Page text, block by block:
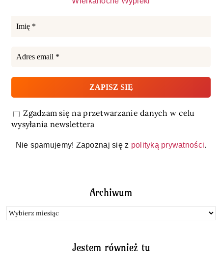
Zgadzam się na przetwarzanie danych w celu
wysyłania newslettera
Nie spamujemy! Zapoznaj się z polityką prywatności.
Archiwum
Archiwum
Jestem również tu